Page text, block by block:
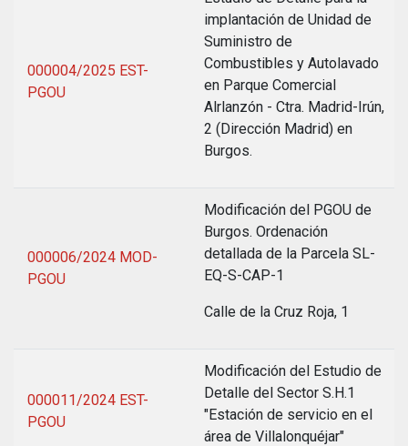
000004/2025 EST-
PGOU
implantación de Unidad de
Suministro de
Combustibles y Autolavado
en Parque Comercial
Alrlanzón - Ctra. Madrid-Irún,
2 (Dirección Madrid) en
Burgos.
000006/2024 MOD-
PGOU
Modificación del PGOU de
Burgos. Ordenación
detallada de la Parcela SL-
EQ-S-CAP-1
Calle de la Cruz Roja, 1
000011/2024 EST-
PGOU
Modificación del Estudio de
Detalle del Sector S.H.1
"Estación de servicio en el
área de Villalonquéjar"